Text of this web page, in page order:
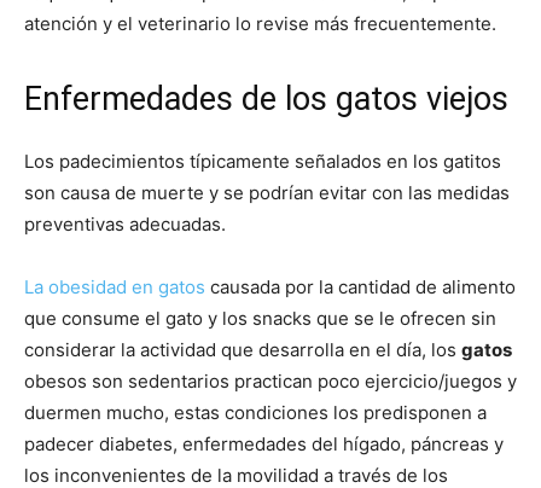
atención y el veterinario lo revise más frecuentemente.
Enfermedades de los gatos viejos
Los padecimientos típicamente señalados en los gatitos
son causa de muerte y se podrían evitar con las medidas
preventivas adecuadas.
La obesidad en gatos causada por la cantidad de alimento
que consume el gato y los snacks que se le ofrecen sin
considerar la actividad que desarrolla en el día, los gatos
obesos son sedentarios practican poco ejercicio/juegos y
duermen mucho, estas condiciones los predisponen a
padecer diabetes, enfermedades del hígado, páncreas y
los inconvenientes de la movilidad a través de los